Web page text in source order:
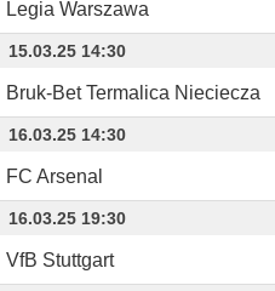
Legia Warszawa
15.03.25 14:30
Bruk-Bet Termalica Nieciecza
16.03.25 14:30
FC Arsenal
16.03.25 19:30
VfB Stuttgart